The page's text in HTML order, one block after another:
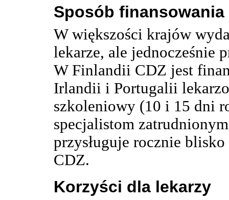
Sposób finansowania
W większości krajów
lekarze, ale jednocześnie
W Finlandii CDZ jest
Irlandii i Portugalii
szkoleniowy (10 i 15 dni
specjalistom
przysługuje rocznie
CDZ.
Korzyści dla lekarzy